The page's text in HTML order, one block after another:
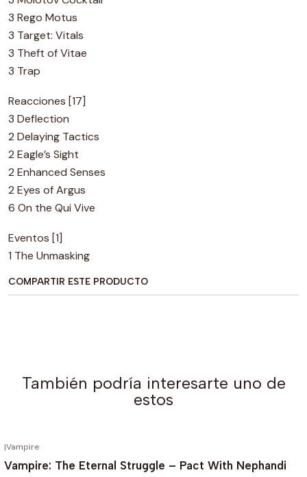
3 Rego Motus
3 Target: Vitals
3 Theft of Vitae
3 Trap
Reacciones [17]
3 Deflection
2 Delaying Tactics
2 Eagle’s Sight
2 Enhanced Senses
2 Eyes of Argus
6 On the Qui Vive
Eventos [1]
1 The Unmasking
COMPARTIR ESTE PRODUCTO
También podría interesarte uno de
estos
|Vampire
Vampire: The Eternal Struggle – Pact With Nephandi